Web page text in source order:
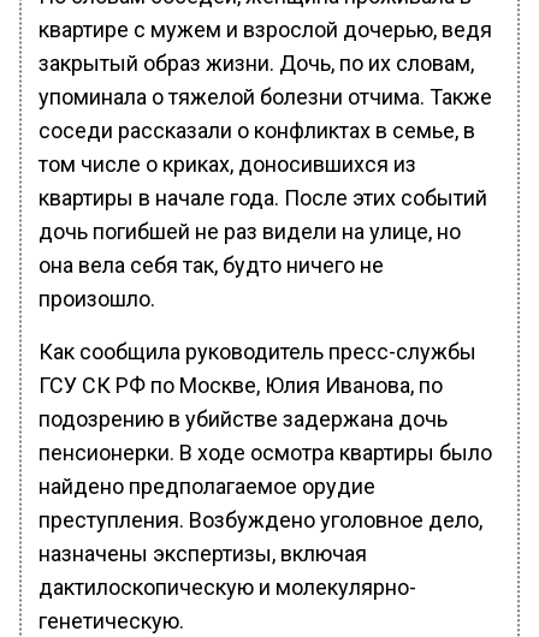
квартире с мужем и взрослой дочерью, ведя
закрытый образ жизни. Дочь, по их словам,
упоминала о тяжелой болезни отчима. Также
соседи рассказали о конфликтах в семье, в
том числе о криках, доносившихся из
квартиры в начале года. После этих событий
дочь погибшей не раз видели на улице, но
она вела себя так, будто ничего не
произошло.
Как сообщила руководитель пресс-службы
ГСУ СК РФ по Москве, Юлия Иванова, по
подозрению в убийстве задержана дочь
пенсионерки. В ходе осмотра квартиры было
найдено предполагаемое орудие
преступления. Возбуждено уголовное дело,
назначены экспертизы, включая
дактилоскопическую и молекулярно-
генетическую.